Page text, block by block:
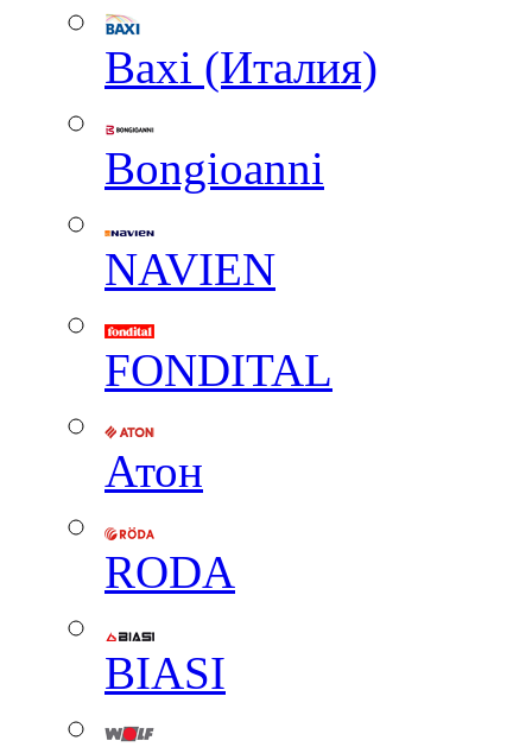
Baxi (Италия)
Вongioanni
NAVIEN
FONDITAL
Атон
RODA
BIASI